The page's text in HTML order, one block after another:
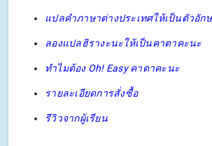
แปลคำภาษาต่างประเทศให้เป็นตัวอัก
ลองแปลฮิรางะนะให้เป็นคาตาคะนะ
ทำไมต้อง Oh! Easy คาตาคะนะ
รายละเอียดการสั่งซื้อ
รีวิวจากผู้เรียน